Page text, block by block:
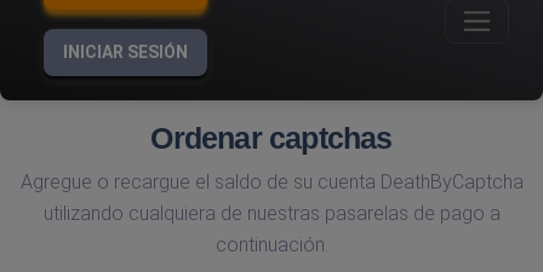
INICIAR SESIÓN
Ordenar captchas
Agregue o recargue el saldo de su cuenta DeathByCaptcha
utilizando cualquiera de nuestras pasarelas de pago a
continuación.